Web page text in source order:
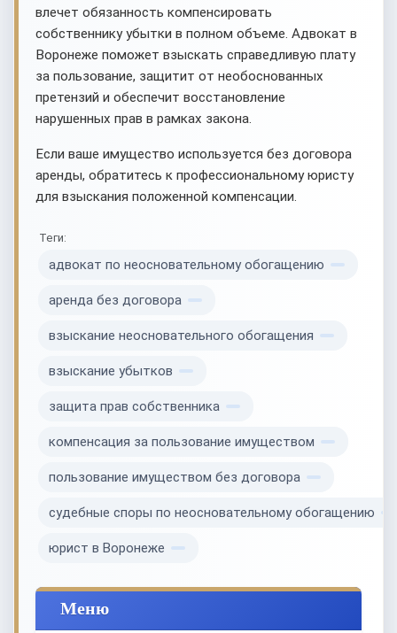
влечет обязанность компенсировать
собственнику убытки в полном объеме. Адвокат в
Воронеже поможет взыскать справедливую плату
за пользование, защитит от необоснованных
претензий и обеспечит восстановление
нарушенных прав в рамках закона.
Если ваше имущество используется без договора
аренды, обратитесь к профессиональному юристу
для взыскания положенной компенсации.
Теги:
адвокат по неосновательному обогащению
аренда без договора
взыскание неосновательного обогащения
взыскание убытков
защита прав собственника
компенсация за пользование имуществом
пользование имуществом без договора
судебные споры по неосновательному обогащению
юрист в Воронеже
Меню